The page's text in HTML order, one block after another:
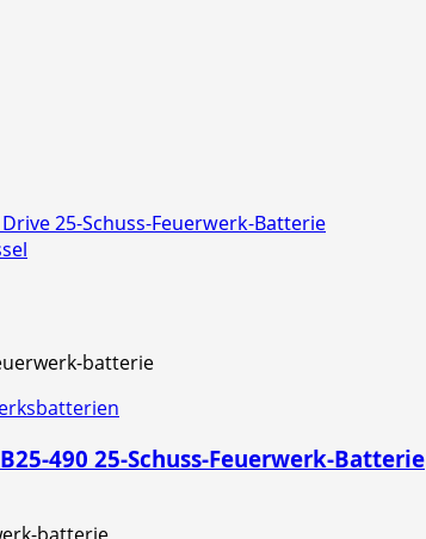
25-Schuss-Feuerwerk-Batterie
490 25-Schuss-Feuerwerk-Batterie